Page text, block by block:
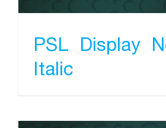
PSL Display
Italic